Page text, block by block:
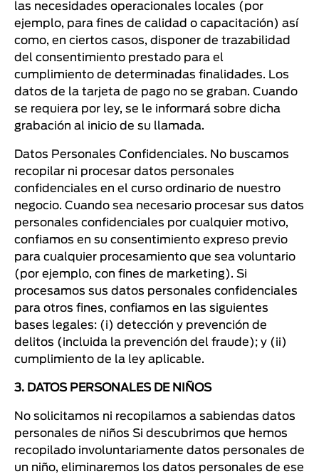
las necesidades operacionales locales (por
ejemplo, para fines de calidad o capacitación) así
como, en ciertos casos, disponer de trazabilidad
del consentimiento prestado para el
cumplimiento de determinadas finalidades. Los
datos de la tarjeta de pago no se graban. Cuando
se requiera por ley, se le informará sobre dicha
grabación al inicio de su llamada.
Datos Personales Confidenciales. No buscamos
recopilar ni procesar datos personales
confidenciales en el curso ordinario de nuestro
negocio. Cuando sea necesario procesar sus datos
personales confidenciales por cualquier motivo,
confiamos en su consentimiento expreso previo
para cualquier procesamiento que sea voluntario
(por ejemplo, con fines de marketing). Si
procesamos sus datos personales confidenciales
para otros fines, confiamos en las siguientes
bases legales: (i) detección y prevención de
delitos (incluida la prevención del fraude); y (ii)
cumplimiento de la ley aplicable.
3. DATOS PERSONALES DE NIÑOS
No solicitamos ni recopilamos a sabiendas datos
personales de niños Si descubrimos que hemos
recopilado involuntariamente datos personales de
un niño, eliminaremos los datos personales de ese